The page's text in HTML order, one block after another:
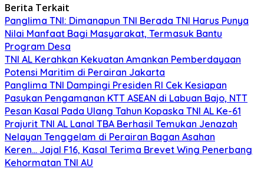
Berita Terkait
Panglima TNI: Dimanapun TNI Berada TNI Harus Punya
Nilai Manfaat Bagi Masyarakat, Termasuk Bantu
Program Desa
TNI AL Kerahkan Kekuatan Amankan Pemberdayaan
Potensi Maritim di Perairan Jakarta
Panglima TNI Dampingi Presiden RI Cek Kesiapan
Pasukan Pengamanan KTT ASEAN di Labuan Bajo, NTT
Pesan Kasal Pada Ulang Tahun Kopaska TNI AL Ke-61
Prajurit TNI AL Lanal TBA Berhasil Temukan Jenazah
Nelayan Tenggelam di Perairan Bagan Asahan
Keren… Jajal F16, Kasal Terima Brevet Wing Penerbang
Kehormatan TNI AU